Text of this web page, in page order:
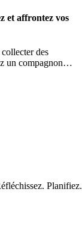
et affrontez vos
des
un compagnon…
Planifiez.